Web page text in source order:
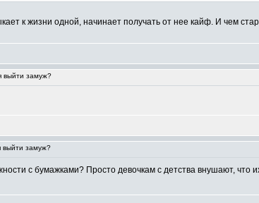
к жизни одной, начинает получать от нее кайф. И чем
выйти замуж?
выйти замуж?
с бумажками? Просто девочкам с детства внушают, что